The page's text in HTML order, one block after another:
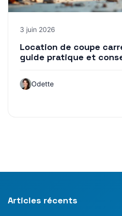
3 juin 2026
Location de coupe
guide pratique et
Odette
Articles récents